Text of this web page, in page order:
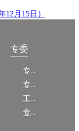
月15日）
专委
专委简介
专委条例
工作问答
专委名单